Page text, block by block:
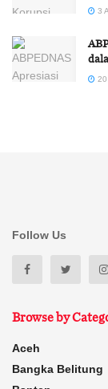
3
Follow Us
Browse by
Aceh
Bangka Belitung